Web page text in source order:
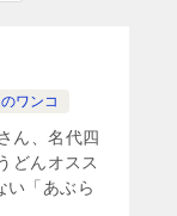
ワンコ
ん、名代四
どんオスス
い「あぶら